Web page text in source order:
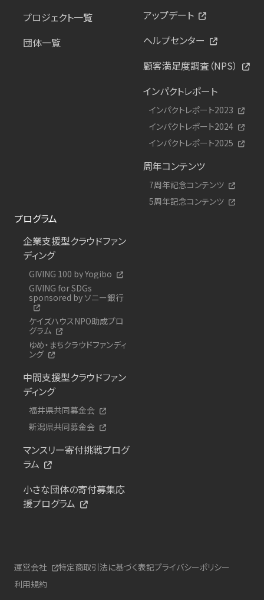
プロジェクト一覧
団体一覧
アップデート
ヘルプセンター
顧客満足度調査（NPS）
インパクトレポート
インパクトレポート2023
インパクトレポート2024
インパクトレポート2025
周年コンテンツ
7周年記念コンテンツ
5周年記念コンテンツ
プログラム
企業支援型クラウドファン
ディング
GIVING 100 by Yogibo
GIVING for SDGs
sponsored by ソニー銀行
ケイズハウスNPO助成プロ
グラム
ゆめ・まちクラウドファンディ
ング
中間支援型クラウドファン
ディング
福井県共同募金会
新潟県共同募金会
マンスリー寄付挑戦プログ
ラム
小さな団体の寄付募集応
援プログラム
運営会社 特定商取引法に基づく表記プライバシーポリシー
利用規約